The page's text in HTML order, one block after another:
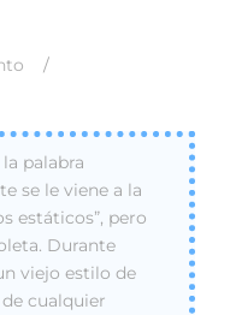
/
palabra
se le viene a la
estáticos”, pero
Durante
viejo estilo de
cualquier